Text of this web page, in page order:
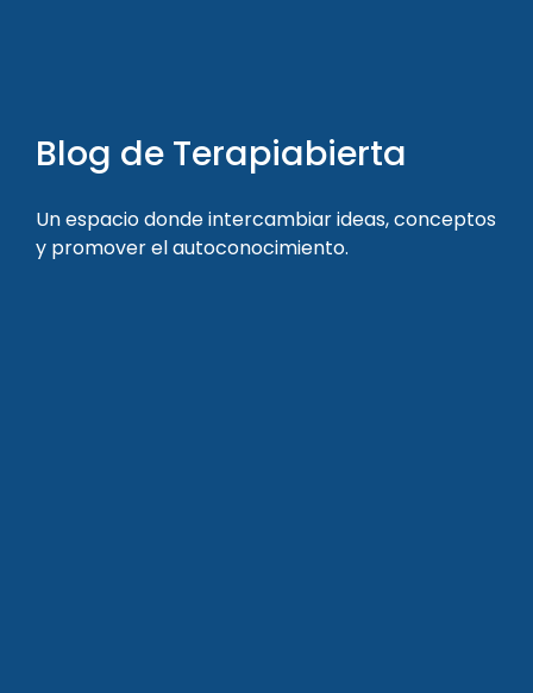
Blog de Terapiabierta
Un espacio donde intercambiar ideas, conceptos
y promover el autoconocimiento.